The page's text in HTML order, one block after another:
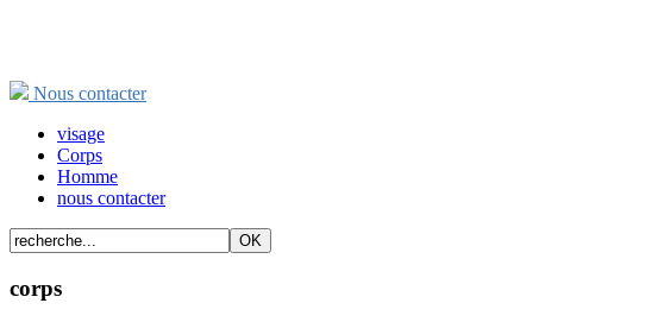
Nous contacter
visage
Corps
Homme
nous contacter
corps